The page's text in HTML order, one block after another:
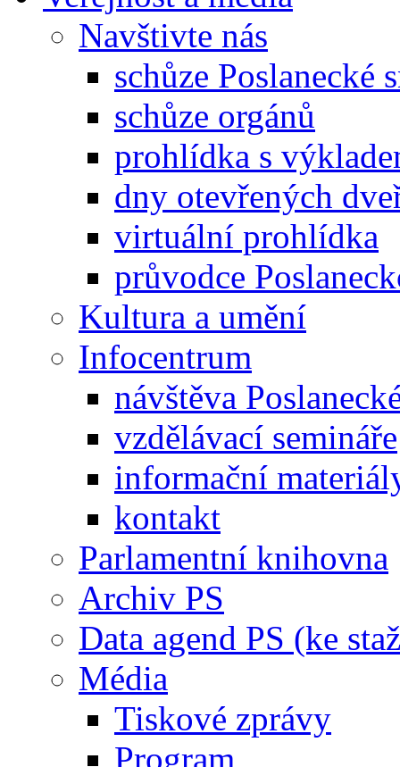
Navštivte nás
schůze Poslanecké
schůze orgánů
prohlídka s
dny otevřených
virtuální prohlídka
průvodce
Kultura a umění
Infocentrum
návštěva
vzdělávací semináře
informační
kontakt
Parlamentní knihovna
Archiv PS
Data agend PS (ke
Média
Tiskové zprávy
Program